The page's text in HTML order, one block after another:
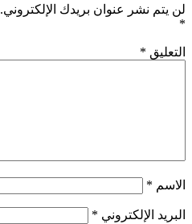
لن يتم نشر عنوان بريدك الإلكتروني.
*
التعليق *
الاسم *
البريد الإلكتروني *